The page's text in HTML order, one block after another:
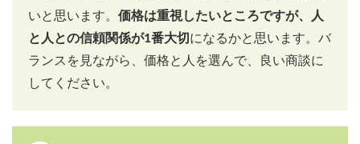
いと思います。 価格は重視したいところですが、人
と人との信頼関係が1番大切 になるかと思います。バ
ランスを見ながら、価格と人を選んで、良い商談に
してください。